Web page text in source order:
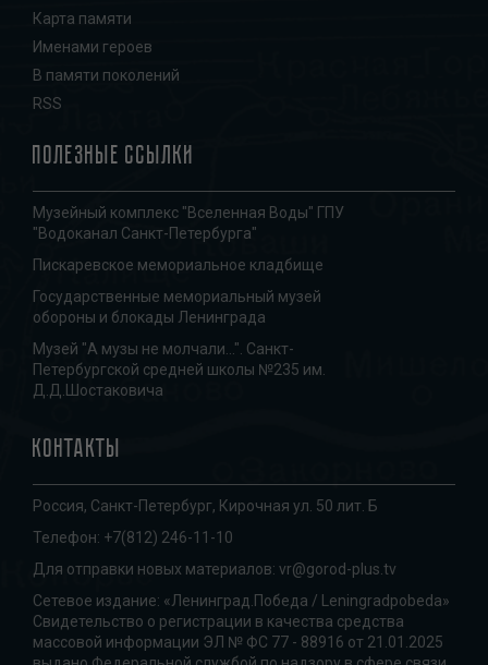
Карта памяти
Именами героев
В памяти поколений
RSS
Полезные ссылки
Музейный комплекс "Вселенная Воды" ГПУ
"Водоканал Санкт-Петербурга"
Пискаревское мемориальное кладбище
Государственные мемориальный музей
обороны и блокады Ленинграда
Музей "А музы не молчали...". Санкт-
Петербургской средней школы №235 им.
Д.Д.Шостаковича
Контакты
Россия, Санкт-Петербург, Кирочная ул. 50 лит. Б
Телефон: +7(812) 246-11-10
Для отправки новых материалов: vr@gorod-plus.tv
Сетевое издание: «Ленинград.Победа / Leningradpobeda»
Свидетельство о регистрации в качества средства
массовой информации ЭЛ № ФС 77 - 88916 от 21.01.2025